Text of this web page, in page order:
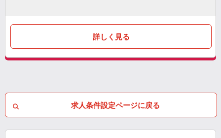
詳しく見る
求人条件設定ページに戻る